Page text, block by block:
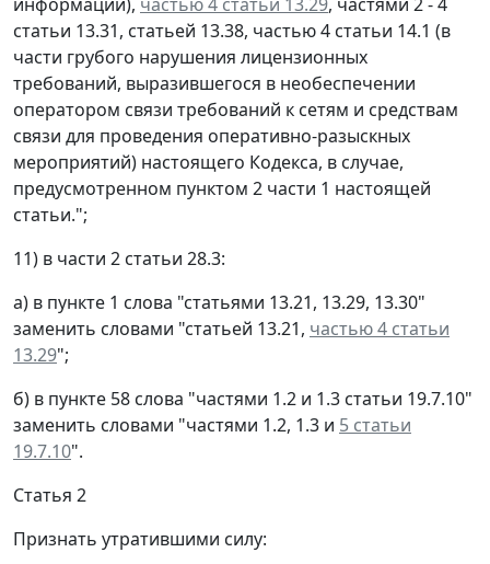
информации), частью 4 статьи 13.29, частями 2 - 4
статьи 13.31, статьей 13.38, частью 4 статьи 14.1 (в
части грубого нарушения лицензионных
требований, выразившегося в необеспечении
оператором связи требований к сетям и средствам
связи для проведения оперативно-разыскных
мероприятий) настоящего Кодекса, в случае,
предусмотренном пунктом 2 части 1 настоящей
статьи.";
11) в части 2 статьи 28.3:
а) в пункте 1 слова "статьями 13.21, 13.29, 13.30"
заменить словами "статьей 13.21, частью 4 статьи
13.29";
б) в пункте 58 слова "частями 1.2 и 1.3 статьи 19.7.10"
заменить словами "частями 1.2, 1.3 и 5 статьи
19.7.10".
Статья 2
Признать утратившими силу: